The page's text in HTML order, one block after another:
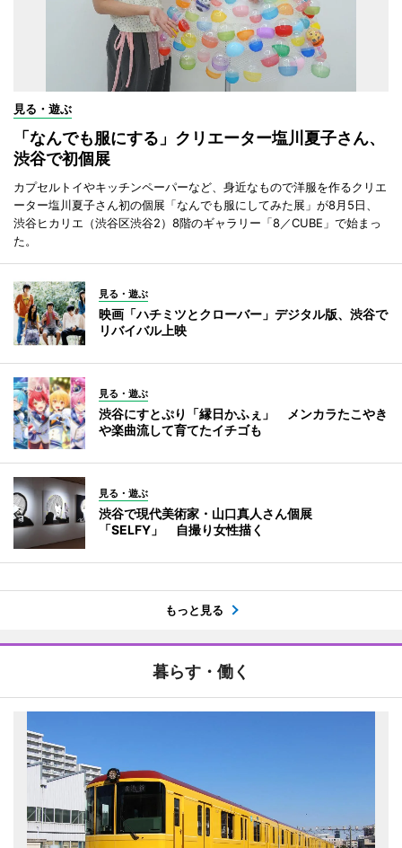
見る・遊ぶ
「なんでも服にする」クリエーター塩川夏子さん、
渋谷で初個展
カプセルトイやキッチンペーパーなど、身近なもので洋服を作るクリエ
ーター塩川夏子さん初の個展「なんでも服にしてみた展」が8月5日、
渋谷ヒカリエ（渋谷区渋谷2）8階のギャラリー「8／CUBE」で始まっ
た。
見る・遊ぶ
映画「ハチミツとクローバー」デジタル版、渋谷で
リバイバル上映
見る・遊ぶ
渋谷にすとぷり「縁日かふぇ」 メンカラたこやき
や楽曲流して育てたイチゴも
見る・遊ぶ
渋谷で現代美術家・山口真人さん個展
「SELFY」 自撮り女性描く
もっと見る
暮らす・働く